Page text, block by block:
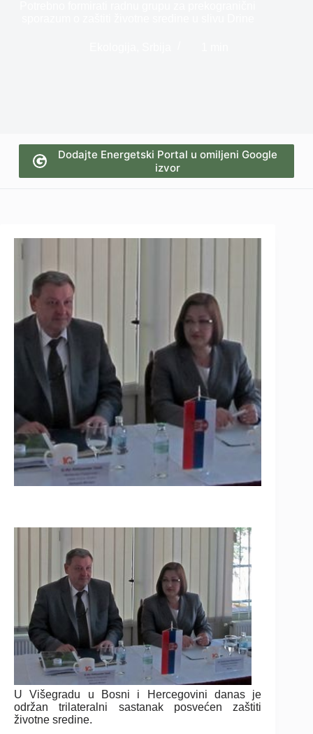
Dodajte Energetski Portal u omiljeni Google
izvor
U Višegradu u Bosni i Hercegovini danas je
održan trilateralni sastanak posvećen zaštiti
životne sredine.